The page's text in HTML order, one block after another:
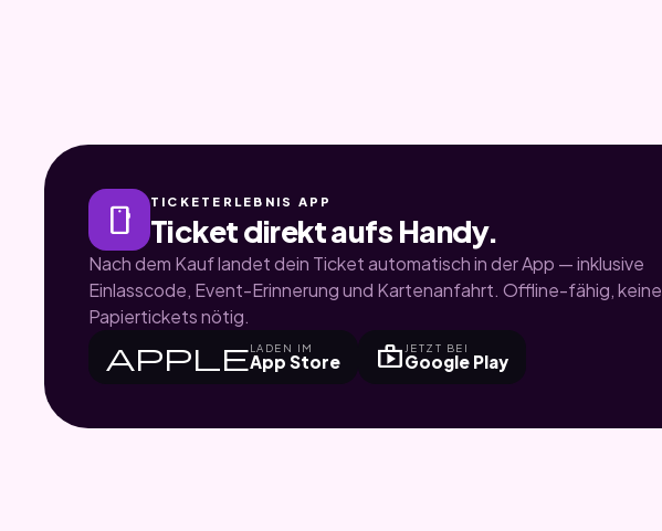
smartphone TICKETERLEBNIS APP
Ticket direkt aufs Handy.
Nach dem Kauf landet dein Ticket automatisch in der App — inklusive
Einlasscode, Event-Erinnerung und Kartenanfahrt. Offline-fähig, keine
Papiertickets nötig.
appleLADEN IM
App Store shop JETZT BEI
Google Play